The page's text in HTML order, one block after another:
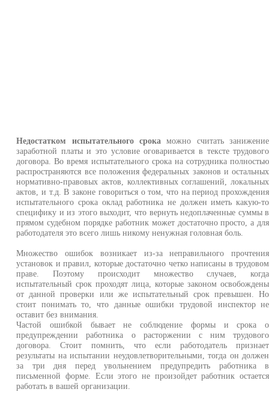
Недостатком испытательного срока можно считать занижение
заработной платы и это условие оговаривается в тексте трудового
договора. Во время испытательного срока на сотрудника полностью
распространяются все положения федеральных законов и остальных
нормативно-правовых актов, коллективных соглашений, локальных
актов, и т.д. В законе говориться о том, что на период прохождения
испытательного срока оклад работника не должен иметь какую-то
специфику и из этого выходит, что вернуть недоплаченные суммы в
прямом судебном порядке работник может достаточно просто, а для
работодателя это всего лишь никому ненужная головная боль.
Множество ошибок возникает из-за неправильного прочтения
установок и правил, которые достаточно четко написаны в трудовом
праве. Поэтому происходит множество случаев, когда
испытательный срок проходят лица, которые законом освобождены
от данной проверки или же испытательный срок превышен. Но
стоит понимать то, что данные ошибки трудовой инспектор не
оставит без внимания.
Частой ошибкой бывает не соблюдение формы и срока о
предупреждении работника о расторжении с ним трудового
договора. Стоит помнить, что если работодатель признает
результаты на испытании неудовлетворительными, тогда он должен
за три дня перед увольнением предупредить работника в
письменной форме. Если этого не произойдет работник остается
работать в вашей организации.